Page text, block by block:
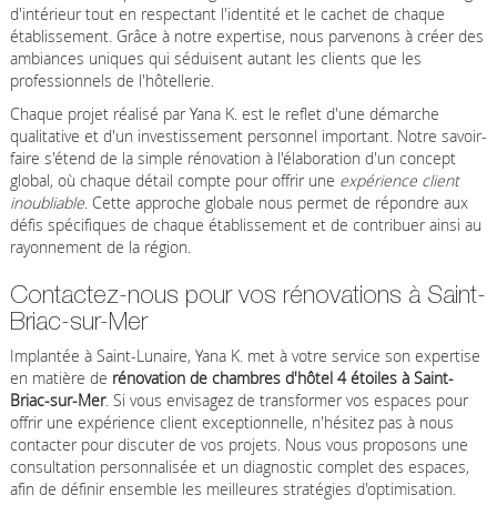
d'intérieur tout en respectant l'identité et le cachet de chaque
établissement. Grâce à notre expertise, nous parvenons à créer des
ambiances uniques qui séduisent autant les clients que les
professionnels de l'hôtellerie.
Chaque projet réalisé par Yana K. est le reflet d'une démarche
qualitative et d'un investissement personnel important. Notre savoir-
faire s'étend de la simple rénovation à l'élaboration d'un concept
global, où chaque détail compte pour offrir une expérience client
inoubliable. Cette approche globale nous permet de répondre aux
défis spécifiques de chaque établissement et de contribuer ainsi au
rayonnement de la région.
Contactez-nous pour vos rénovations à Saint-
Briac-sur-Mer
Implantée à Saint-Lunaire, Yana K. met à votre service son expertise
en matière de rénovation de chambres d'hôtel 4 étoiles à Saint-
Briac-sur-Mer. Si vous envisagez de transformer vos espaces pour
offrir une expérience client exceptionnelle, n'hésitez pas à nous
contacter pour discuter de vos projets. Nous vous proposons une
consultation personnalisée et un diagnostic complet des espaces,
afin de définir ensemble les meilleures stratégies d'optimisation.